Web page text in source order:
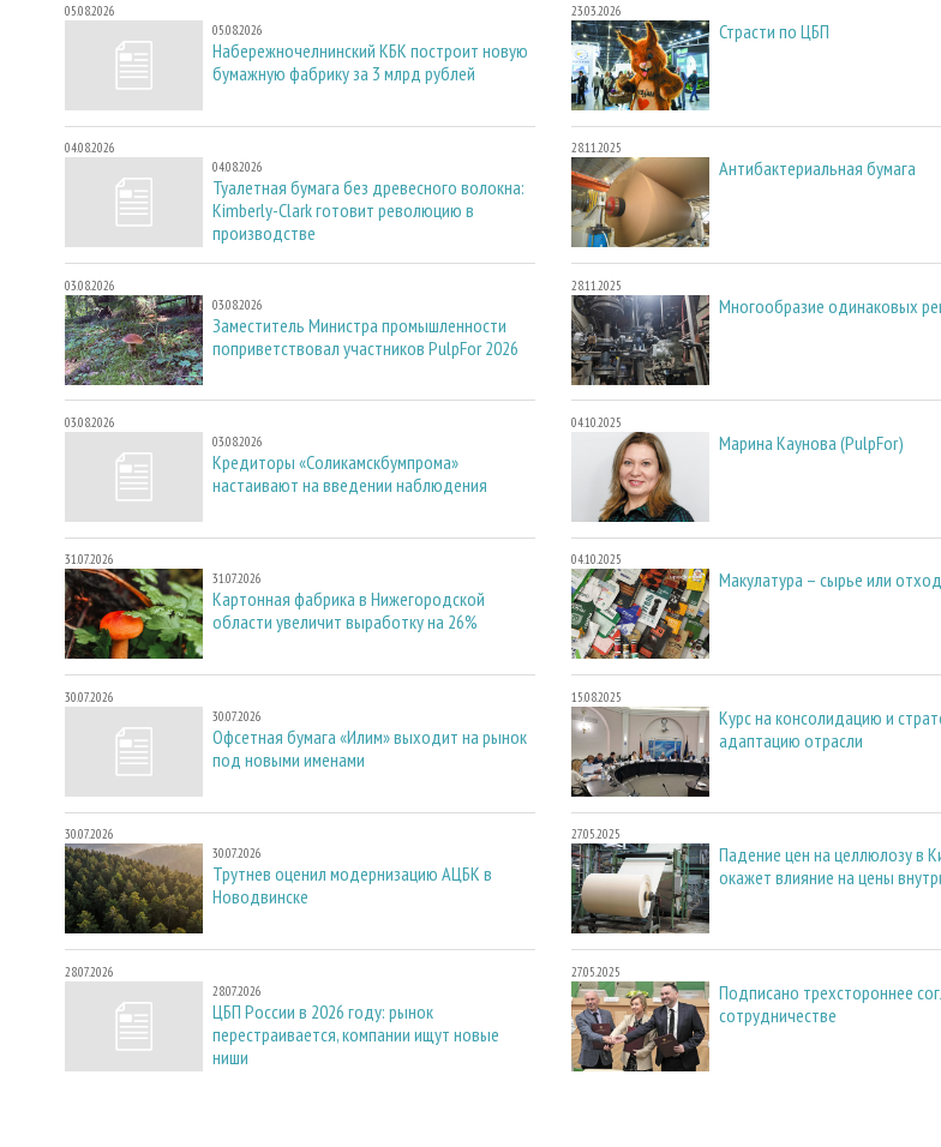
05.08.2026
05.08.2026
Набережночелнинский КБК построит новую
бумажную фабрику за 3 млрд рублей
04.08.2026
04.08.2026
Туалетная бумага без древесного волокна:
Kimberly-Clark готовит революцию в
производстве
03.08.2026
03.08.2026
Заместитель Министра промышленности
поприветствовал участников PulpFor 2026
03.08.2026
03.08.2026
Кредиторы «Соликамскбумпрома»
настаивают на введении наблюдения
31.07.2026
31.07.2026
Картонная фабрика в Нижегородской
области увеличит выработку на 26%
30.07.2026
30.07.2026
Офсетная бумага «Илим» выходит на рынок
под новыми именами
30.07.2026
30.07.2026
Трутнев оценил модернизацию АЦБК в
Новодвинске
28.07.2026
28.07.2026
ЦБП России в 2026 году: рынок
перестраивается, компании ищут новые
ниши
23.03.2026
Страсти по ЦБП
28.11.2025
Антибактериальная бумага
28.11.2025
Многообразие одинаковых
04.10.2025
Марина Каунова (PulpFor)
04.10.2025
Макулатура – сырье или
15.08.2025
Курс на консолидацию и
адаптацию отрасли
27.05.2025
Падение цен на целлюлозу в
окажет влияние на цены
27.05.2025
Подписано трехстороннее
сотрудничестве